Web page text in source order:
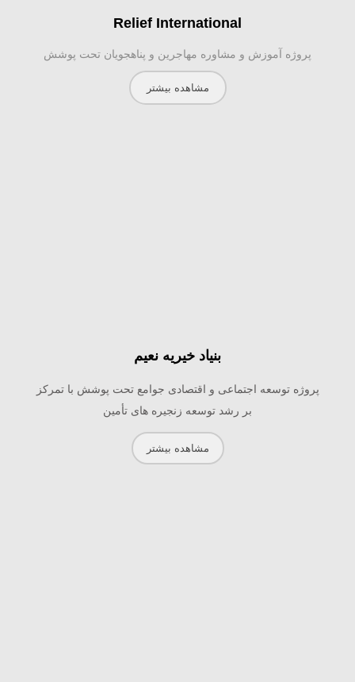
Relief International
پروژه آموزش و مشاوره مهاجرین و پناهجویان تحت پوشش
مشاهده بیشتر
بنیاد خیریه نعیم
پروژه توسعه اجتماعی و اقتصادی جوامع تحت پوشش با تمرکز
بر رشد توسعه زنجیره های تأمین
مشاهده بیشتر